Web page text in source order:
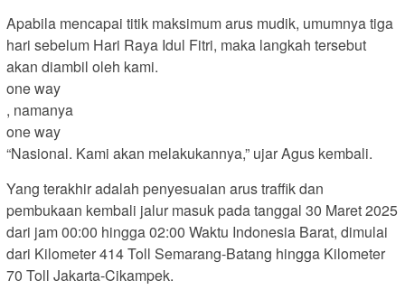
Apabila mencapai titik maksimum arus mudik, umumnya tiga
hari sebelum Hari Raya Idul Fitri, maka langkah tersebut
akan diambil oleh kami.
one way
, namanya
one way
“Nasional. Kami akan melakukannya,” ujar Agus kembali.
Yang terakhir adalah penyesuaian arus traffik dan
pembukaan kembali jalur masuk pada tanggal 30 Maret 2025
dari jam 00:00 hingga 02:00 Waktu Indonesia Barat, dimulai
dari Kilometer 414 Toll Semarang-Batang hingga Kilometer
70 Toll Jakarta-Cikampek.